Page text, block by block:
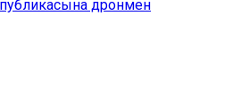
дронмен